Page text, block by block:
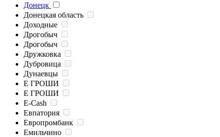
Донецк
Донецкая область
Доходные
Дрогобыч
Дрогобыч
Дружковка
Дубровица
Дунаевцы
Е ГРОШИ
Е ГРОШИ
Е-Cash
Евпатория
Европромбанк
Емильчино